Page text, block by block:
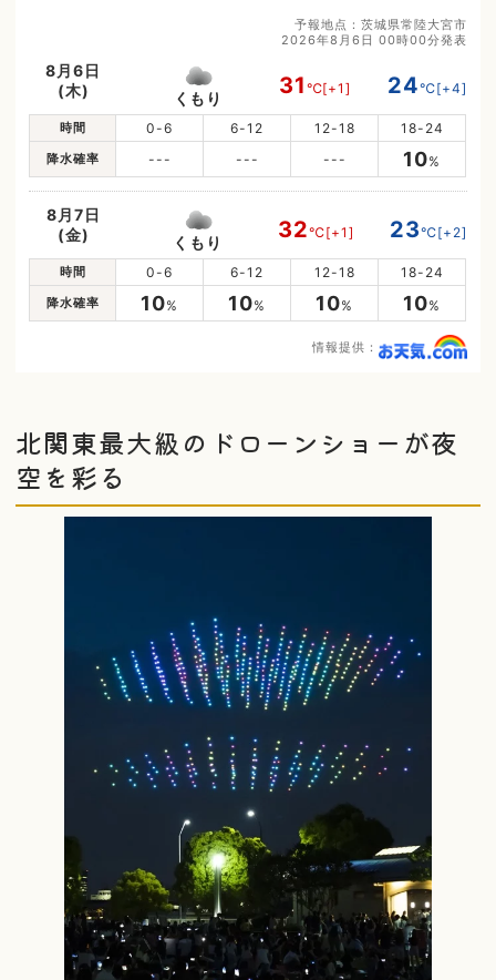
予報地点：茨城県常陸大宮市
2026年8月6日 00時00分発表
8月6日
(木)
くもり 31 ℃[+1] 24℃[+4]
時間 0-6 6-12 12-18 18-24
降水確率 --- --- --- 10%
8月7日
(金)
くもり 32℃[+1] 23℃[+2]
時間 0-6 6-12 12-18 18-24
降水確率 10% 10% 10% 10%
情報提供：
北関東最大級のドローンショーが夜
空を彩る